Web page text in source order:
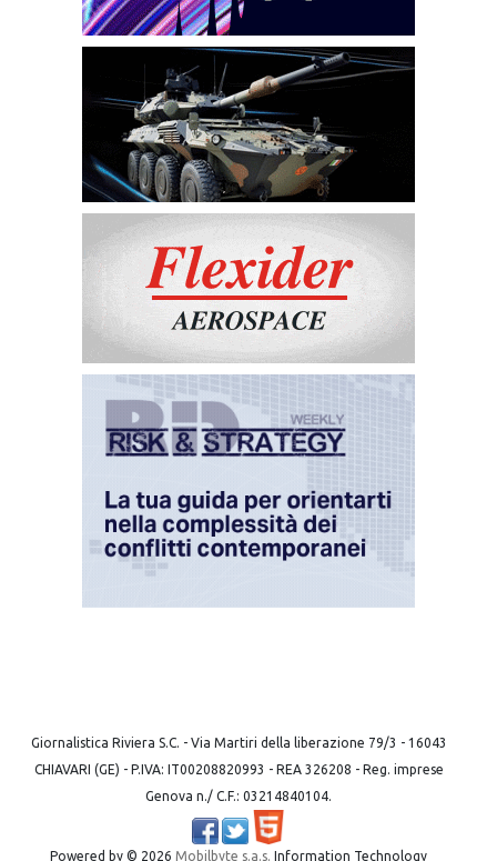
Giornalistica Riviera S.C. - Via Martiri della liberazione 79/3 - 16043
CHIAVARI (GE) - P.IVA: IT00208820993 - REA 326208 - Reg. imprese
Genova n./ C.F.: 03214840104.
Powered by © 2026 Mobilbyte s.a.s. Information Technology